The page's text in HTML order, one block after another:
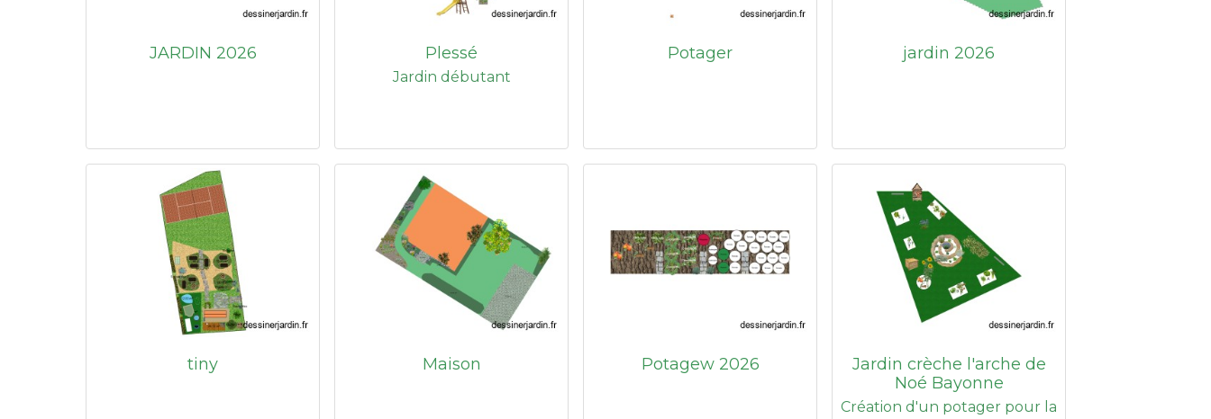
JARDIN 2026 Plessé
Jardin débutant
Potager jardin 2026
tiny Maison Potagew 2026
Jardin crèche l'arche de
Noé Bayonne
Création d'un potager pour la